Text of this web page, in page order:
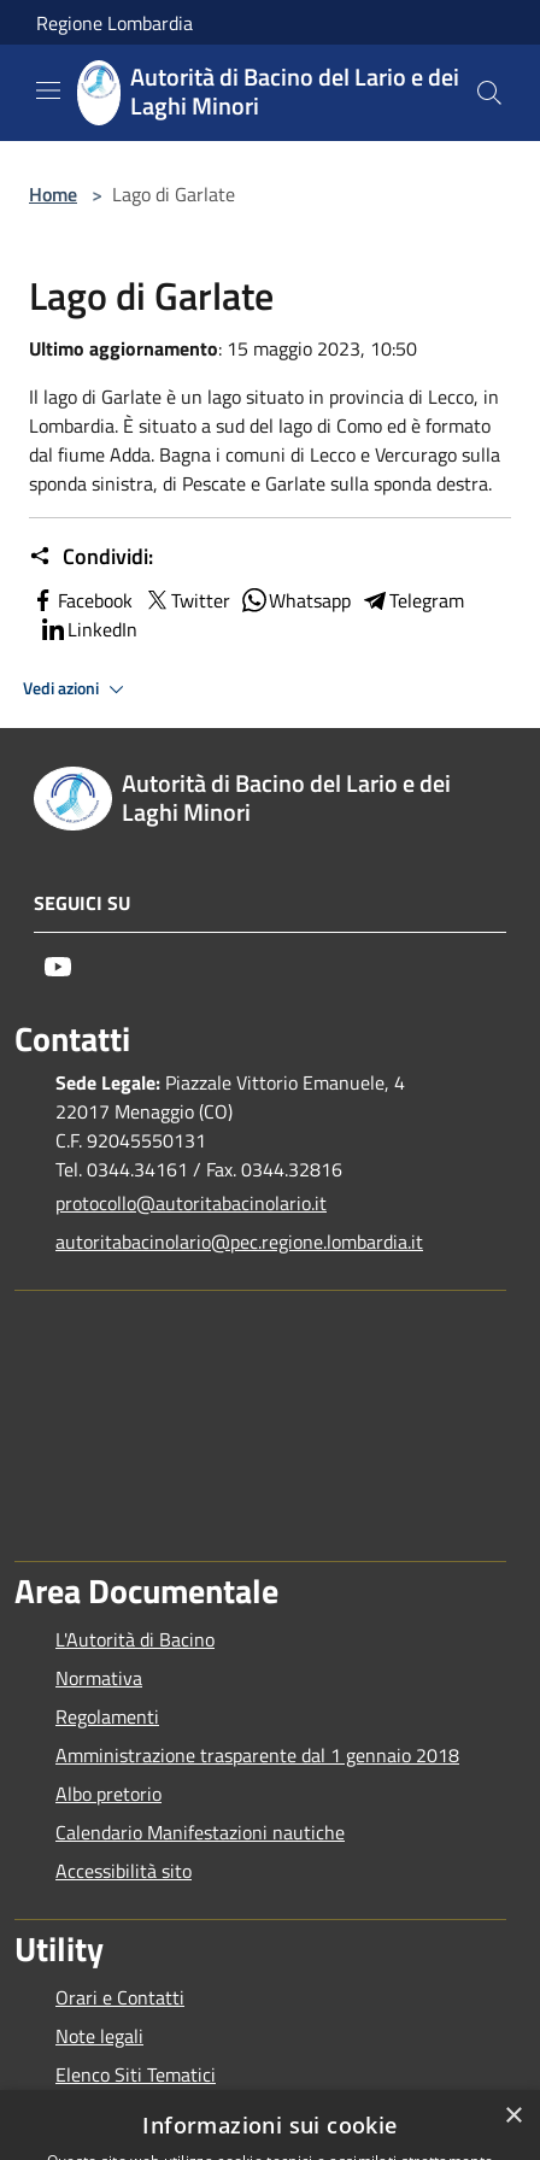
Salta al contenuto principale
Regione Lombardia
Autorità di Bacino del Lario e dei
Laghi Minori
Home > Lago di Garlate
Lago di Garlate
Ultimo aggiornamento: 15 maggio 2023, 10:50
Il lago di Garlate è un lago situato in provincia di Lecco, in
Lombardia. È situato a sud del lago di Como ed è formato
dal fiume Adda. Bagna i comuni di Lecco e Vercurago sulla
sponda sinistra, di Pescate e Garlate sulla sponda destra.
Condividi:
Facebook Twitter Whatsapp
Telegram
LinkedIn
Vedi azioni
Autorità di Bacino del Lario e dei
Laghi Minori
SEGUICI SU
Contatti
Sede Legale: Piazzale Vittorio Emanuele, 4
22017 Menaggio (CO)
C.F. 92045550131
Tel. 0344.34161 / Fax. 0344.32816
protocollo@autoritabacinolario.it
autoritabacinolario@pec.regione.lombardia.it
Area Documentale
L'Autorità di Bacino
Normativa
Regolamenti
Amministrazione trasparente dal 1 gennaio 2018
Albo pretorio
Calendario Manifestazioni nautiche
Accessibilità sito
Utility
Orari e Contatti
Note legali
Elenco Siti Tematici
×
Informazioni sui cookie